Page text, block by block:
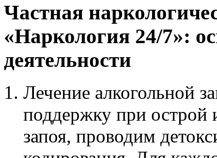
Частная
«Наркология 24/7»:
деятельности
Лечение алкогольной
поддержку при острой
запоя, проводим